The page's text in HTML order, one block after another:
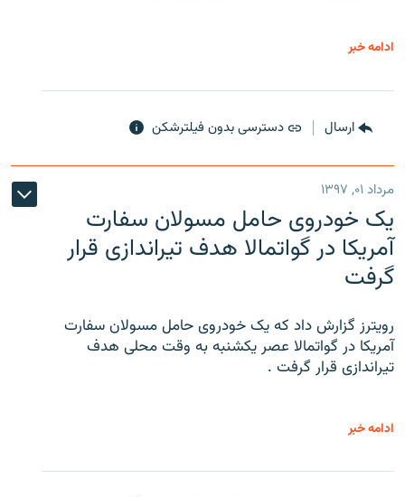
ادامه خبر
ارسال دسترسی بدون فیلترشکن
مرداد ۰۱, ۱۳۹۷
یک خودروی حامل مسولان سفارت
آمریکا در گواتمالا هدف تیراندازی قرار
گرفت
رویترز گزارش داد که یک خودروی حامل مسولان سفارت
آمریکا در گواتمالا عصر یکشنبه به وقت محلی هدف
تیراندازی قرار گرفت .
ادامه خبر